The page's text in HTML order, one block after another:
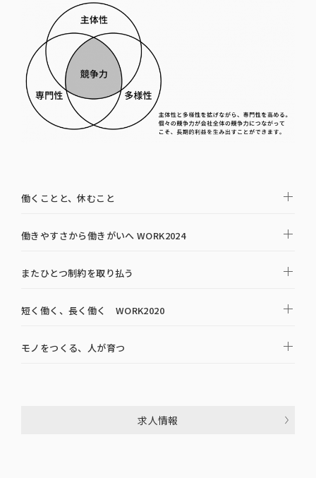
働くことと、休むこと
働きやすさから働きがいへ WORK2024
またひとつ制約を取り払う
短く働く、長く働く WORK2020
モノをつくる、人が育つ
求人情報